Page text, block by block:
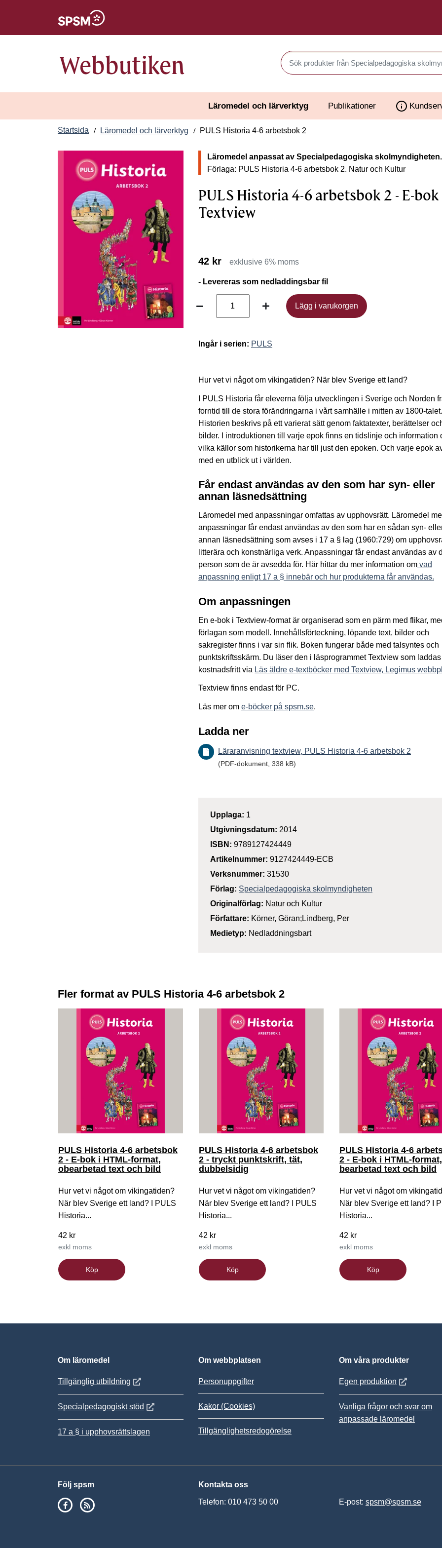
Webbutiken Sök produkter i Webbutiken
Läromedel och lärverktyg Publikationer
Startsida Läromedel och lärverktyg PULS Historia 4-6 arbetsbok 2
Läromedel anpassat av Specialpedagogiska skolmyndigheten.
Förlaga: PULS Historia 4-6 arbetsbok 2. Natur och Kultur
PULS Historia 4-6 arbetsbok 2 - E-bok
Textview
42 kr exklusive 6% moms
- Levereras som nedladdingsbar fil
Lägg i varukorgen
Lägg i varukorgen
Ingår i serien: PULS
Hur vet vi något om vikingatiden? När blev Sverige ett land?
I PULS Historia får eleverna följa utvecklingen i Sverige och Norden
forntid till de stora förändringarna i vårt samhälle i mitten av 1800-talet.
Historien beskrivs på ett varierat sätt genom faktatexter, berättelser
bilder. I introduktionen till varje epok finns en tidslinje och information
vilka källor som historikerna har till just den epoken. Och varje epok
med en utblick ut i världen.
Får endast användas av den som har syn- eller
annan läsnedsättning
Läromedel med anpassningar omfattas av upphovsrätt. Läromedel
anpassningar får endast användas av den som har en sådan syn-
annan läsnedsättning som avses i 17 a § lag (1960:729) om
litterära och konstnärliga verk. Anpassningar får endast användas av
person som de är avsedda för. Här hittar du mer information omvad
anpassning enligt 17 a § innebär och hur produkterna får användas.
Om anpassningen
En e-bok i Textview-format är organiserad som en pärm med flikar,
förlagan som modell. Innehållsförteckning, löpande text, bilder och
sakregister finns i var sin flik. Boken fungerar både med talsyntes och
punktskriftsskärm. Du läser den i läsprogrammet Textview som
kostnadsfritt via Läs äldre e-textböcker med Textview, Legimus
Textview finns endast för PC.
Läs mer om e-böcker på spsm.se.
Ladda ner
Läraranvisning textview, PULS Historia 4-6 arbetsbok 2
(PDF-dokument, 338 kB)
Upplaga: 1
Utgivningsdatum: 2014
ISBN: 9789127424449
Artikelnummer: 9127424449-ECB
Verksnummer: 31530
Förlag: Specialpedagogiska skolmyndigheten
Originalförlag: Natur och Kultur
Författare: Körner, Göran;Lindberg, Per
Medietyp: Nedladdningsbart
Fler format av PULS Historia 4-6 arbetsbok 2
PULS Historia 4-6 arbetsbok
2 - E-bok i HTML-format,
obearbetad text och bild
Hur vet vi något om vikingatiden?
När blev Sverige ett land? I PULS
Historia...
42 kr
exkl moms
Köp
PULS Historia 4-6 arbetsbok
2 - tryckt punktskrift, tät,
dubbelsidig
Hur vet vi något om vikingatiden?
När blev Sverige ett land? I PULS
Historia...
42 kr
exkl moms
Köp
PULS Historia 4-6
2 - E-bok i HTML-format,
bearbetad text och bild
Hur vet vi något om
När blev Sverige ett land? I
Historia...
42 kr
exkl moms
Köp
Om läromedel
Tillgänglig utbildning Öppnas i nytt fönster
Specialpedagogiskt stöd Öppnas i nytt fönster
17 a § i upphovsrättslagen
Om webbplatsen
Personuppgifter
Kakor (Cookies)
Tillgänglighetsredogörelse
Om våra produkter
Egen produktion Öppnas i
Vanliga frågor och svar om
anpassade läromedel
Följ spsm
SPSM på Facebook
Kontakta oss
Telefon: 010 473 50 00 E-post: spsm@spsm.se